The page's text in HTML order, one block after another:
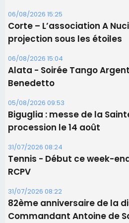
06/08/2026 15:25
Corte – L’association A
projection sous les étoiles
06/08/2026 15:04
Alata - Soirée Tango
Benedetto
05/08/2026 09:53
Biguglia : messe de la
procession le 14 août
31/07/2026 08:24
Tennis - Début ce week-
RCPV
31/07/2026 08:22
82ème anniversaire de la
Commandant Antoine de